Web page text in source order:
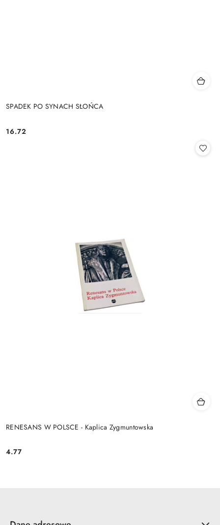
SPADEK PO SYNACH SŁOŃCA
Cena:
16.72
RENESANS W POLSCE - Kaplica Zygmuntowska
Cena:
4.77